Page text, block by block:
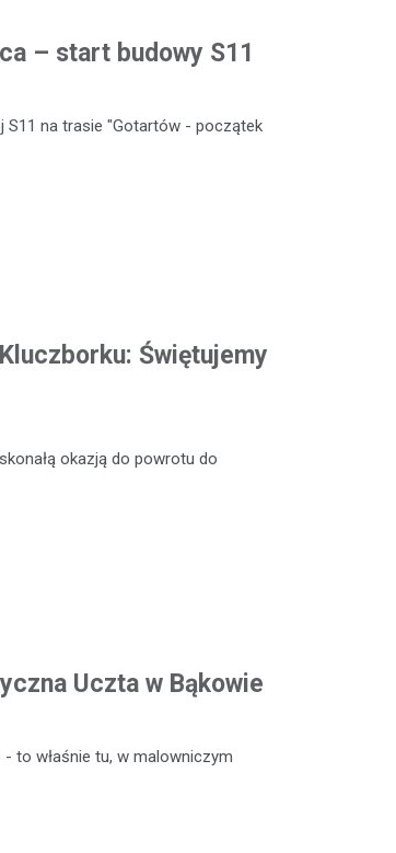
– start budowy S11
S11 na trasie "Gotartów - początek
Świętujemy
okazją do powrotu do
Uczta w Bąkowie
to właśnie tu, w malowniczym